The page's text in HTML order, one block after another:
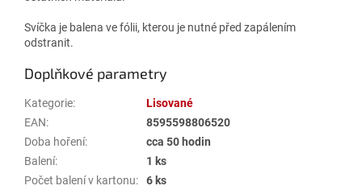
Svíčka je balena ve fólii, kterou je nutné před zapálením
odstranit.
Doplňkové parametry
Kategorie:
Lisované
EAN:
8595598806520
Doba hoření:
cca 50 hodin
Balení:
1 ks
Počet balení v kartonu: 6 ks